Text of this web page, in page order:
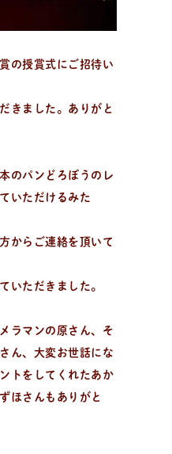
検索できる、簡単なパ
の授賞式にご招待い
きました。ありがと
のパンどろぼうのレ
いただけるみた
からご連絡を頂いて
いただきました。
ラマンの原さん、そ
ん、大変お世話にな
トをしてくれたあか
ほさんもありがと